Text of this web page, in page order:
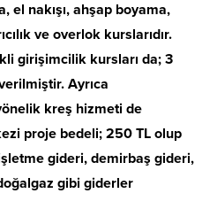
el nakışı, ahşap boyama,
ve overlok kurslarıdır.
girişimcilik kursları da; 3
Ayrıca
kreş hizmeti de
proje bedeli; 250 TL olup
gideri, demirbaş gideri,
gibi giderler